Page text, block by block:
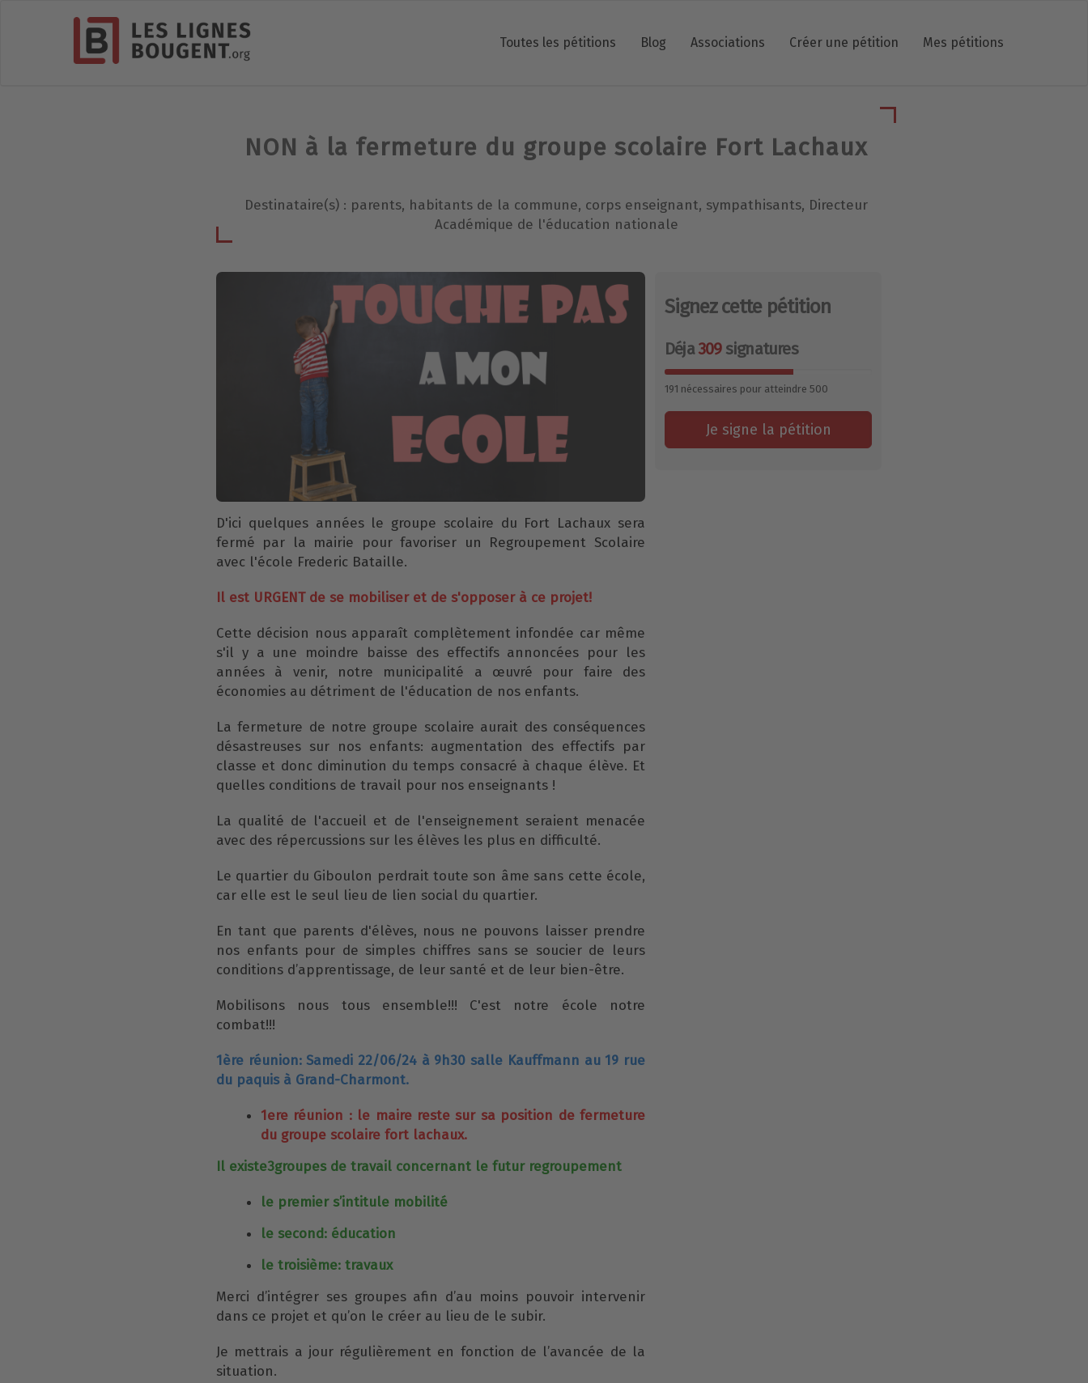
Toutes les pétitions Blog Associations Créer une pétition Mes pétitions
NON à la fermeture du groupe scolaire Fort Lachaux
Destinataire(s) : parents, habitants de la commune, corps enseignant, sympathisants, Directeur
Académique de l'éducation nationale
D'ici quelques années le groupe scolaire du Fort Lachaux sera
fermé par la mairie pour favoriser un Regroupement Scolaire
avec l'école Frederic Bataille.
Il est URGENT de se mobiliser et de s'opposer à ce projet!
Cette décision nous apparaît complètement infondée car même
s'il y a une moindre baisse des effectifs annoncées pour les
années à venir, notre municipalité a œuvré pour faire des
économies au détriment de l'éducation de nos enfants.
La fermeture de notre groupe scolaire aurait des conséquences
désastreuses sur nos enfants: augmentation des effectifs par
classe et donc diminution du temps consacré à chaque élève. Et
quelles conditions de travail pour nos enseignants !
La qualité de l'accueil et de l'enseignement seraient menacée
avec des répercussions sur les élèves les plus en difficulté.
Le quartier du Giboulon perdrait toute son âme sans cette école,
car elle est le seul lieu de lien social du quartier.
En tant que parents d'élèves, nous ne pouvons laisser prendre
nos enfants pour de simples chiffres sans se soucier de leurs
conditions d’apprentissage, de leur santé et de leur bien-être.
Mobilisons nous tous ensemble!!! C'est notre école notre
combat!!!
1ère réunion: Samedi 22/06/24 à 9h30 salle Kauffmann au 19 rue
du paquis à Grand-Charmont.
1ere réunion : le maire reste sur sa position de fermeture
du groupe scolaire fort lachaux.
Il existe3groupes de travail concernant le futur regroupement
le premier s’intitule mobilité
le second: éducation
le troisième: travaux
Merci d’intégrer ses groupes afin d’au moins pouvoir intervenir
dans ce projet et qu’on le créer au lieu de le subir.
Je mettrais a jour régulièrement en fonction de l’avancée de la
situation.
Signez cette pétition
Déja309signatures
191 nécessaires pour atteindre 500
Je signe la pétition